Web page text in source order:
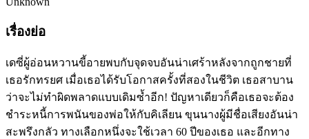
เรื่องย่อ
เดซี่ผู้อ่อนหวานขี้อายพบกับจุดจบอันน่าเศร้าหลังจากถูกชายที่
เธอรักทรยศ เมื่อเธอได้รับโอกาสครั้งที่สองในชีวิต เธอสาบาน
ว่าจะไม่ทำผิดพลาดแบบเดิมซ้ำอีก! ปัญหาเดียวก็คือเธอจะต้อง
ชำระหนี้การพนันของพ่อให้กับคิเลียน ขุนนางผู้มีชื่อเสียงอันน่า
สะพรึงกลัว ทางเลือกหนึ่งจะใช้เวลา 60 ปีของเธอ และอีกทาง